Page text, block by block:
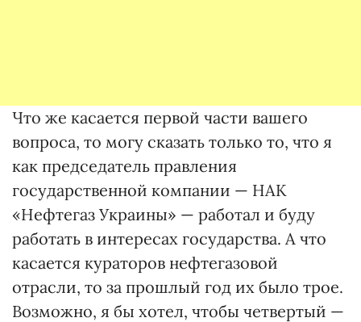
Что же касается первой части вашего
вопроса, то могу сказать только то, что я
как председатель правления
государственной компании — НАК
«Нефтегаз Украины» — работал и буду
работать в интересах государства. А что
касается кураторов нефтегазовой
отрасли, то за прошлый год их было трое.
Возможно, я бы хотел, чтобы четвертый —